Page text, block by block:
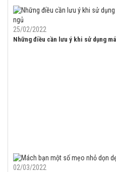
25/02/2022
Những điều cần lưu ý khi sử dụng
02/03/2022